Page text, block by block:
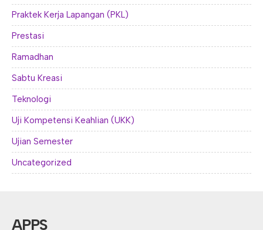
Praktek Kerja Lapangan (PKL)
Prestasi
Ramadhan
Sabtu Kreasi
Teknologi
Uji Kompetensi Keahlian (UKK)
Ujian Semester
Uncategorized
APPS